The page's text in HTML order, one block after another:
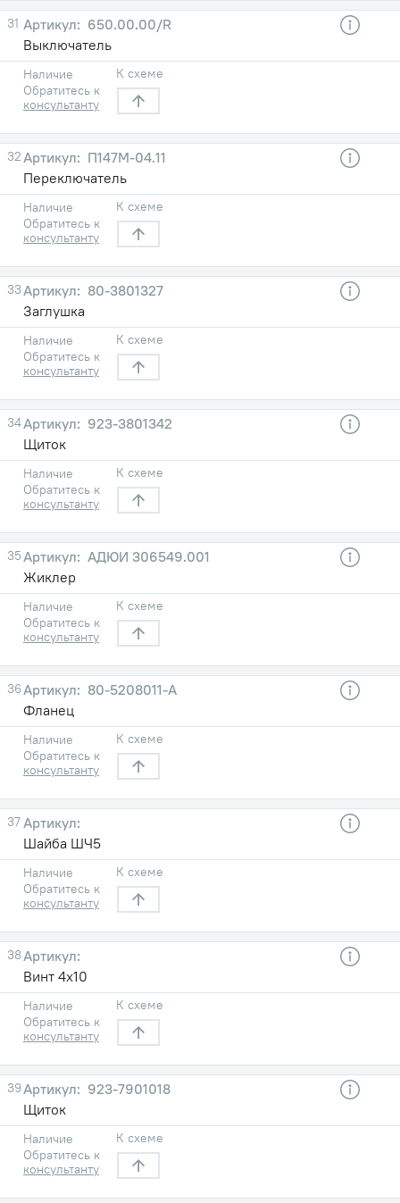
31
650.00.00/R
Выключатель
Наличие
Обратитесь к
консультанту
К схеме
32
П147М-04.11
Переключатель
Наличие
Обратитесь к
консультанту
К схеме
33
80-3801327
Заглушка
Наличие
Обратитесь к
консультанту
К схеме
34
923-3801342
Щиток
Наличие
Обратитесь к
консультанту
К схеме
35
АДЮИ 306549.001
Жиклер
Наличие
Обратитесь к
консультанту
К схеме
36
80-5208011-А
Фланец
Наличие
Обратитесь к
консультанту
К схеме
37
Шайба ШЧ5
Наличие
Обратитесь к
консультанту
К схеме
38
Винт 4х10
Наличие
Обратитесь к
консультанту
К схеме
39
923-7901018
Щиток
Наличие
Обратитесь к
консультанту
К схеме